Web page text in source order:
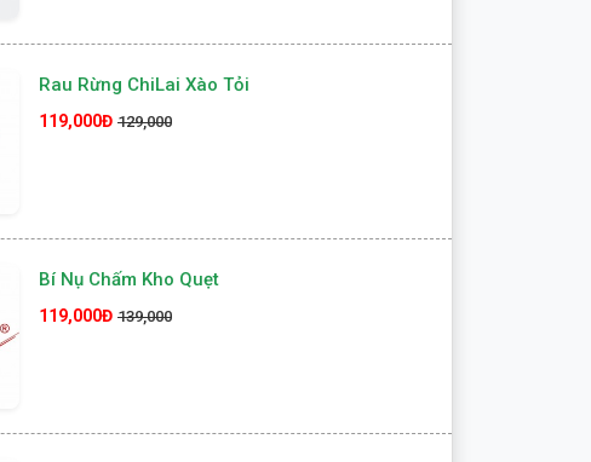
Rau Rừng ChiLai Xào Tỏi
119,000Đ 129,000
Bí Nụ Chấm Kho Quẹt
119,000Đ 139,000